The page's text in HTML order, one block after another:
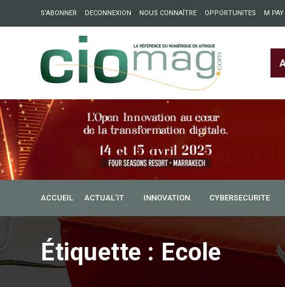
S’ABONNER DECONNEXION NOUS CONNAÎTRE OPPORTUNITES M
: Partech Shaker lance Chapter54 pour créer des ponts
ACCUEIL ACTUAL’IT INNOVATION CYBERSECURITE
Étiquette : Ecole